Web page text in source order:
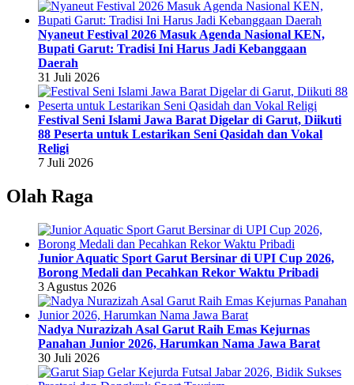
Nyaneut Festival 2026 Masuk Agenda Nasional KEN,
Bupati Garut: Tradisi Ini Harus Jadi Kebanggaan
Daerah
31 Juli 2026
Festival Seni Islami Jawa Barat Digelar di Garut, Diikuti
88 Peserta untuk Lestarikan Seni Qasidah dan Vokal
Religi
7 Juli 2026
Olah Raga
Junior Aquatic Sport Garut Bersinar di UPI Cup 2026,
Borong Medali dan Pecahkan Rekor Waktu Pribadi
3 Agustus 2026
Nadya Nurazizah Asal Garut Raih Emas Kejurnas
Panahan Junior 2026, Harumkan Nama Jawa Barat
30 Juli 2026